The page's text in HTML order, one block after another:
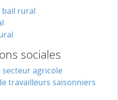
bail rural
sociales
secteur agricole
travailleurs saisonniers